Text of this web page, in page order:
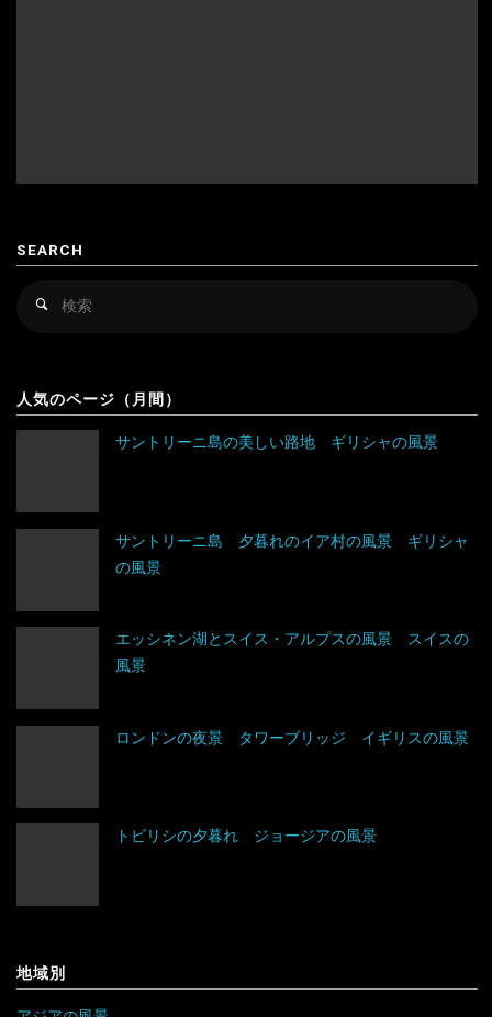
SEARCH
検
人気のページ（月間）
サントリーニ島の美しい路地 ギリシャの風景
サントリーニ島 夕暮れのイア村の風景 ギリシャ
の風景
エッシネン湖とスイス・アルプスの風景 スイスの
風景
ロンドンの夜景 タワーブリッジ イギリスの風景
トビリシの夕暮れ ジョージアの風景
地域別
キルギス
シンガポール
タイ
タジキスタン
チベット
中国
パキスタン
セルビア
チェコ
ドイツ
バチカン市国
ハンガリー
フィンランド
ブルガリア
ベルギー
アンティグア・バーブーダ
エクアドル
グアテマラ
コスタリカ
ジャマイカ
ウガンダ
エチオピア
カメルーン
ザンビア